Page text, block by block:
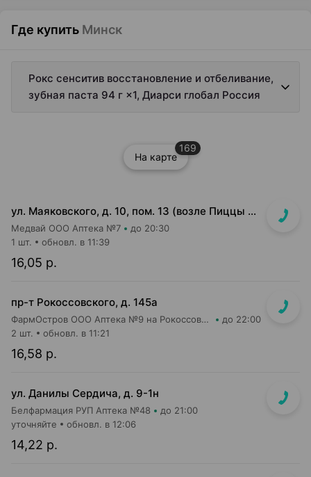
Где купить Минск
Рокс сенситив восстановление и отбеливание,
зубная паста 94 г ×1, Диарси глобал Россия
На карте
169
ул. Маяковского, д. 10, пом. 13 (возле Пиццы Мании)
Медвай ООО Аптека №7 до 20:30
16,05 р.
1 шт. обновл. в 11:39
пр-т Рокоссовского, д. 145а
ФармОстров ООО Аптека №9 на Рокоссовского до 22:00
16,58 р.
2 шт. обновл. в 11:21
ул. Данилы Сердича, д. 9-1н
Белфармация РУП Аптека №48 до 21:00
14,22 р.
уточняйте обновл. в 12:06